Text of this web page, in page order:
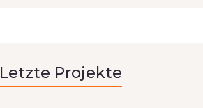
Letzte Projekte